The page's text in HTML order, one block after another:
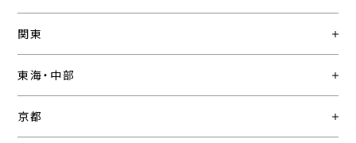
関東
東海・中部
京都